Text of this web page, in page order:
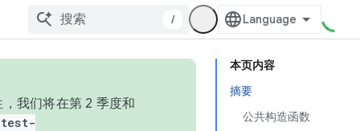
/
本页内容
摘要
公共构造函数
我们将在第 2 季度和